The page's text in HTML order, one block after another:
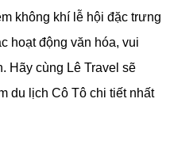
không khí lễ hội đặc trưng
hoạt động văn hóa, vui
Hãy cùng Lê Travel sẽ
du lịch Cô Tô chi tiết nhất